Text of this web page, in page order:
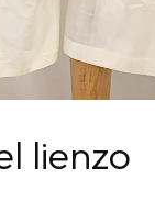
lienzo